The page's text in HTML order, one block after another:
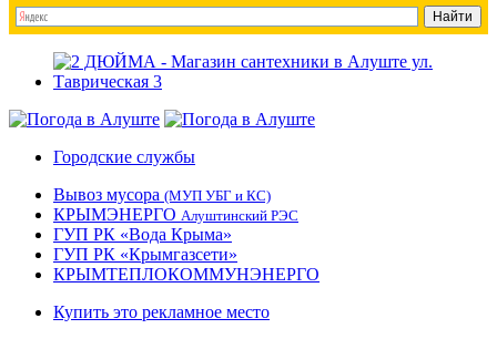
Городские службы
Вывоз мусора (МУП УБГ и КС)
КРЫМЭНЕРГО Алуштинский РЭС
ГУП РК «Вода Крыма»
ГУП РК «Крымгазсети»
КРЫМТЕПЛОКОММУНЭНЕРГО
Купить это рекламное место